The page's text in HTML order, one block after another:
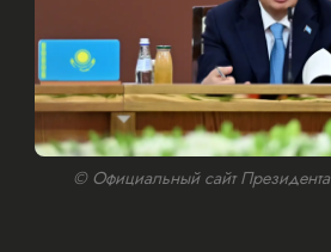
© Официальный сайт Президента